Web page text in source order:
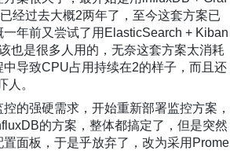
经过去大概2两年了，至今这套方案已
年前又尝试了用ElasticSearch + Kiban
也是很多人用的，无奈这套方案太消耗
导致CPU占用持续在2的样子，而且还
人。
的强硬需求，开始重新部署监控方案，
的方案，整体都搞定了，但是突然
面板，于是乎放弃了，改为采用Prome